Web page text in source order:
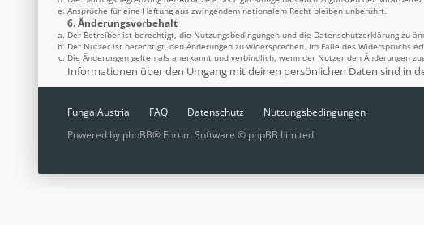
Ansprüche für eine Haftung aus zwingendem nationalem Recht bleiben unberührt.
6. Änderungsvorbehalt
Der Betreiber ist berechtigt, die Nutzungsbedingungen und die Datenschutzerklärung zu
Der Nutzer ist berechtigt, den Änderungen zu widersprechen. Im Falle des Widerspruchs
Die Änderungen gelten als anerkannt und verbindlich, wenn der Nutzer den Änderungen
Informationen über den Umgang mit deinen persönlichen Daten sind in
Funga Austria FAQ Datenschutz Nutzungsbedingungen
Powered by phpBB® Forum Software © phpBB Limited